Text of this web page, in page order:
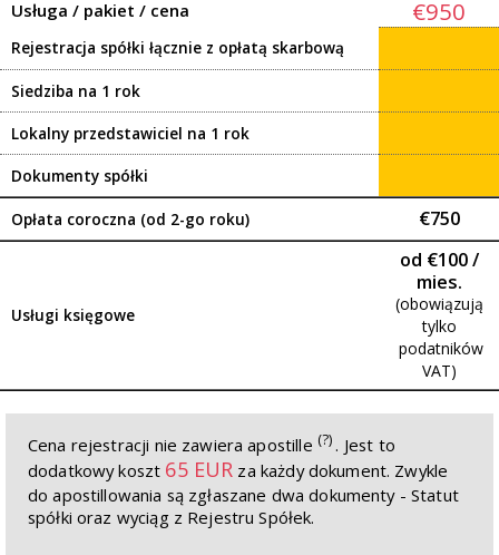
Usługa / pakiet / cena €950
Rejestracja spółki łącznie z opłatą skarbową
Siedziba na 1 rok
Lokalny przedstawiciel na 1 rok
Dokumenty spółki
Opłata coroczna (od 2-go roku) €750
Usługi księgowe
od €100 /
mies.
(obowiązują
tylko
podatników
VAT)
Cena rejestracji nie zawiera apostille (?) . Jest to
dodatkowy koszt 65 EUR za każdy dokument. Zwykle
do apostillowania są zgłaszane dwa dokumenty - Statut
spółki oraz wyciąg z Rejestru Spółek.